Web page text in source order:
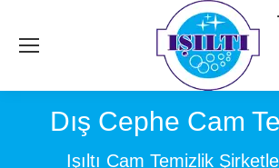
Dış Cephe Cam
Işıltı Cam Temizlik